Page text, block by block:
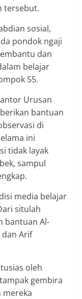
tersebut.
sosial,
pondok ngaji
dan
belajar
55.
Urusan
bantuan
di
ini
tidak layak
sampul
media belajar
situlah
bantuan Al-
dan Arif
oleh
gembira
mereka